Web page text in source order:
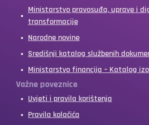
Ministarstvo pravosuđa, uprave i
transformacije
Narodne novine
Središnji katalog službenih
Ministarstvo financija – Katalog
Važne poveznice
Uvjeti i pravila korištenja
Pravila kolačića